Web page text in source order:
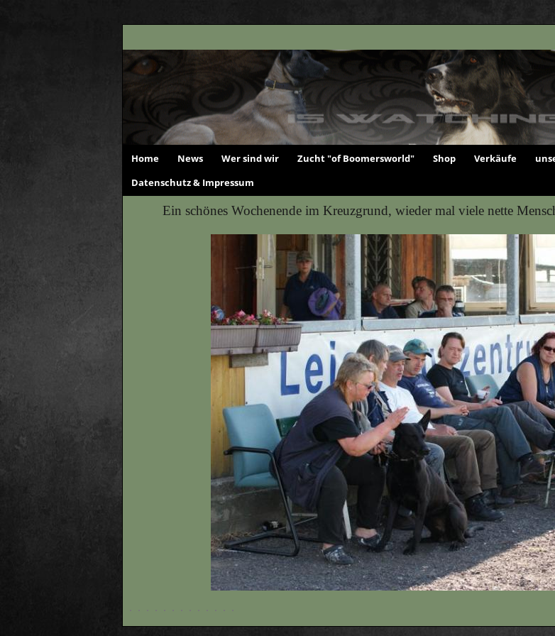
Home News Wer sind wir Zucht "of Boomersworld" Shop Verkäufe
Datenschutz & Impressum
Ein schönes Wochenende im Kreuzgrund, wieder mal viele nette